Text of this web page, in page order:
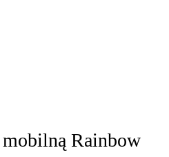
Rainbow